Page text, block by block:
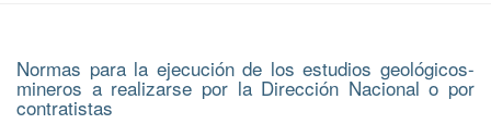
Normas para la ejecución de los estudios geológicos-
mineros a realizarse por la Dirección Nacional o por
contratistas